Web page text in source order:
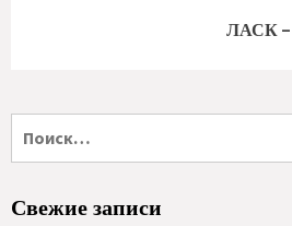
ЛАСК –
Свежие записи